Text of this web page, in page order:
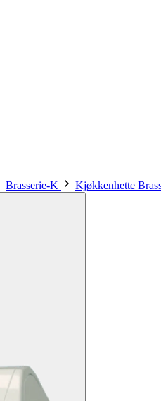
Brasserie-K Kjøkkenhette